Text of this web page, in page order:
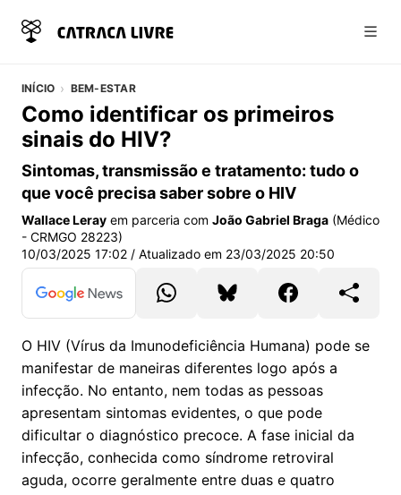
INÍCIO BEM-ESTAR
Como identificar os primeiros
sinais do HIV?
Sintomas, transmissão e tratamento: tudo o
que você precisa saber sobre o HIV
Wallace Leray em parceria com João Gabriel Braga (Médico
- CRMGO 28223)
10/03/2025 17:02 / Atualizado em 23/03/2025 20:50
O HIV (Vírus da Imunodeficiência Humana) pode se
manifestar de maneiras diferentes logo após a
infecção. No entanto, nem todas as pessoas
apresentam sintomas evidentes, o que pode
dificultar o diagnóstico precoce. A fase inicial da
infecção, conhecida como síndrome retroviral
aguda, ocorre geralmente entre duas e quatro